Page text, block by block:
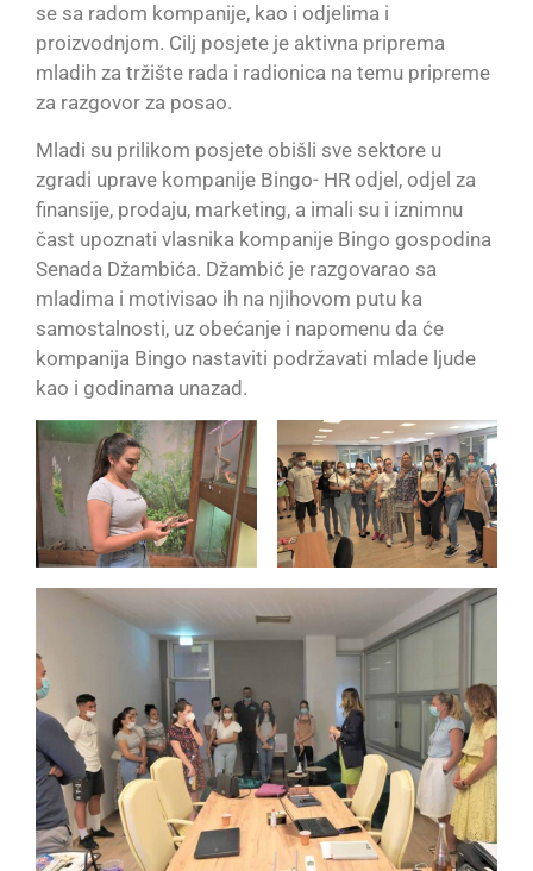
se sa radom kompanije, kao i odjelima i
proizvodnjom. Cilj posjete je aktivna priprema
mladih za tržište rada i radionica na temu pripreme
za razgovor za posao.
Mladi su prilikom posjete obišli sve sektore u
zgradi uprave kompanije Bingo- HR odjel, odjel za
finansije, prodaju, marketing, a imali su i iznimnu
čast upoznati vlasnika kompanije Bingo gospodina
Senada Džambića. Džambić je razgovarao sa
mladima i motivisao ih na njihovom putu ka
samostalnosti, uz obećanje i napomenu da će
kompanija Bingo nastaviti podržavati mlade ljude
kao i godinama unazad.